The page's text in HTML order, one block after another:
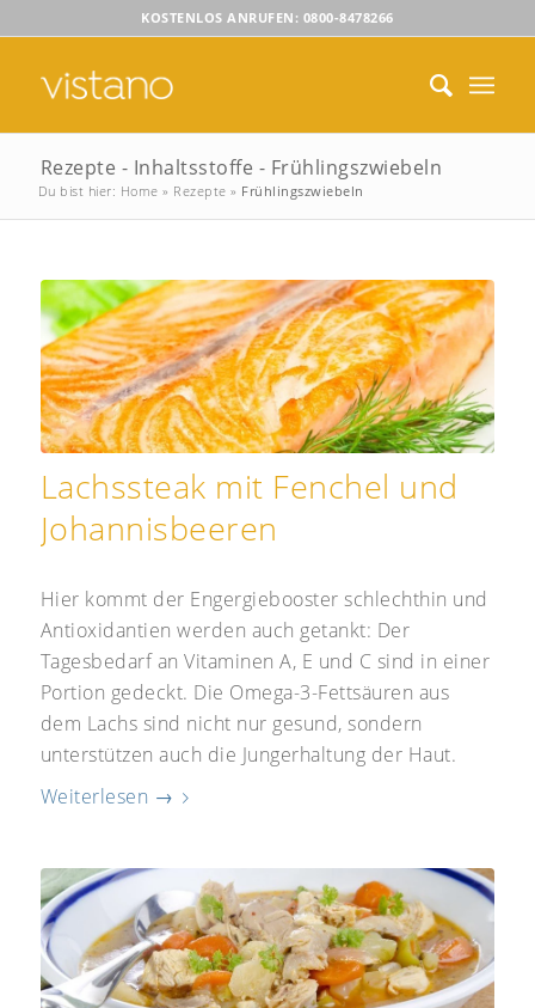
KOSTENLOS ANRUFEN: 0800-8478266
Rezepte - Inhaltsstoffe - Frühlingszwiebeln
Du bist hier: Home » Rezepte » Frühlingszwiebeln
Lachssteak mit Fenchel und
Johannisbeeren
Hier kommt der Engergiebooster schlechthin und
Antioxidantien werden auch getankt: Der
Tagesbedarf an Vitaminen A, E und C sind in einer
Portion gedeckt. Die Omega-3-Fettsäuren aus
dem Lachs sind nicht nur gesund, sondern
unterstützen auch die Jungerhaltung der Haut.
Weiterlesen →